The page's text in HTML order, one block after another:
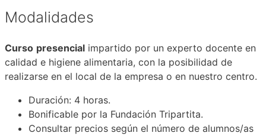
Modalidades
Curso presencial impartido por un experto docente en
calidad e higiene alimentaria, con la posibilidad de
realizarse en el local de la empresa o en nuestro centro.
Duración: 4 horas.
Bonificable por la Fundación Tripartita.
Consultar precios según el número de alumnos/as